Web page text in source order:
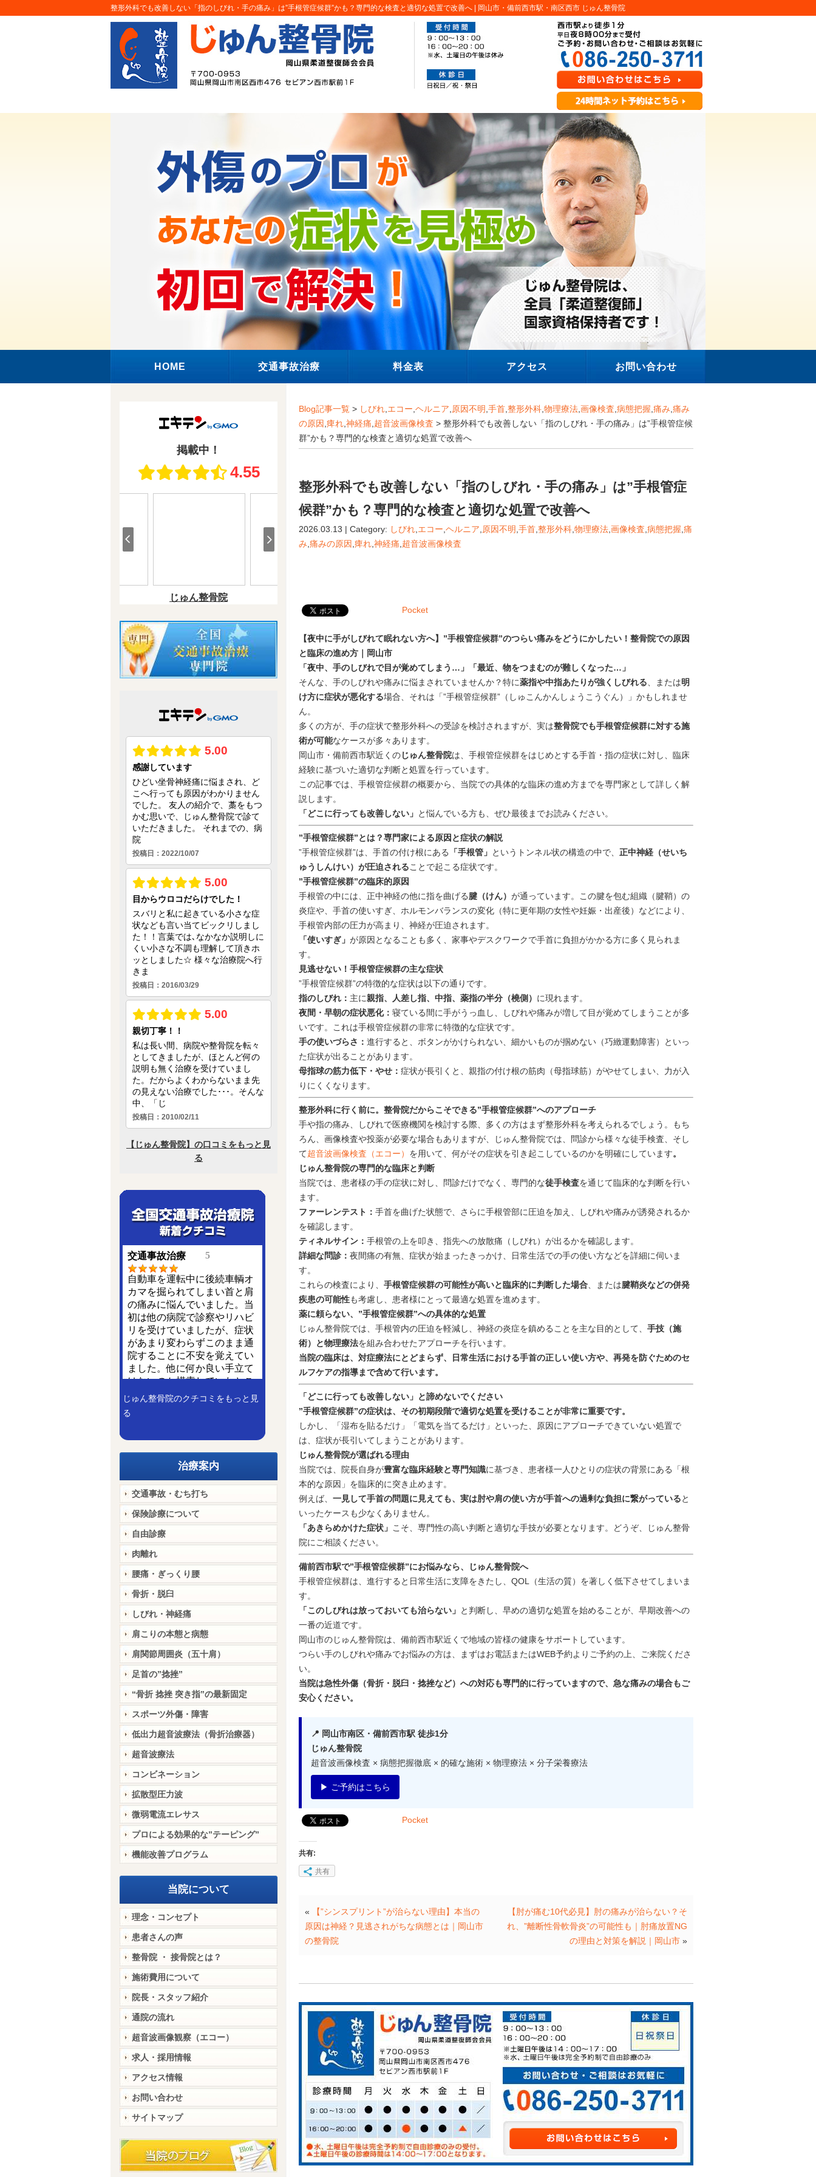
整形外科でも改善しない「指のしびれ・手の痛み」は”手根管症候群”かも？専門的な検査と適切な処置で改善へ | 岡山市・備前西市駅・南区西市 じゅん整骨院
HOME 交通事故治療 料金表 アクセス お問い合わせ
Blog記事一覧 > しびれ エコー ヘルニア 原因不明 手首 整形外科 物理療法 画像検査 病態把握 痛み 痛み
の原因 痺れ 神経痛 超音波画像検査 > 整形外科でも改善しない「指のしびれ・手の痛み」は”手根管症候
群”かも？専門的な検査と適切な処置で改善へ
整形外科でも改善しない「指のしびれ・手の痛み」は”手根管症
候群”かも？専門的な検査と適切な処置で改善へ
2026.03.13 | Category: しびれ エコー ヘルニア 原因不明 手首 整形外科 物理療法 画像検査 病態把握 痛
み 痛みの原因 痺れ 神経痛 超音波画像検査
Pocket
【夜中に手がしびれて眠れない方へ】”手根管症候群”のつらい痛みをどうにかしたい！整骨院での原因
と臨床の進め方｜岡山市
「夜中、手のしびれで目が覚めてしまう…」「最近、物をつまむのが難しくなった…」
そんな、手のしびれや痛みに悩まされていませんか？特に薬指や中指あたりが強くしびれる 、または明
け方に症状が悪化する場合、それは「”手根管症候群”（しゅこんかんしょうこうぐん）」かもしれませ
ん。
多くの方が、手の症状で整形外科への受診を検討されますが、実は整骨院でも手根管症候群に対する施
術が可能なケースが多々あります。
岡山市・備前西市駅近くのじゅん整骨院は、手根管症候群をはじめとする手首・指の症状に対し、臨床
経験に基づいた適切な判断と処置を行っています。
この記事では、手根管症候群の概要から、当院での具体的な臨床の進め方までを専門家として詳しく解
説します。
「どこに行っても改善しない」 と悩んでいる方も、ぜひ最後までお読みください。
”手根管症候群”とは？専門家による原因と症状の解説
”手根管症候群”は、手首の付け根にある
「手根管」 というトンネル状の構造の中で、 正中神経（せいち
ゅうしんけい）が圧迫されることで起こる症状です。
”手根管症候群”の臨床的原因
手根管の中には、正中神経の他に指を曲げる腱（けん） が通っています。この腱を包む組織（腱鞘）の
炎症や、手首の使いすぎ、ホルモンバランスの変化（特に更年期の女性や妊娠・出産後）などにより、
手根管内部の圧力が高まり、神経が圧迫されます。
「使いすぎ」 が原因となることも多く、家事やデスクワークで手首に負担がかかる方に多く見られま
す。
見逃せない！手根管症候群の主な症状
”手根管症候群”の特徴的な症状は以下の通りです。
指のしびれ： 主に親指、人差し指、中指、薬指の半分（橈側） に現れます。
夜間・早朝の症状悪化： 寝ている間に手がうっ血し、しびれや痛みが増して目が覚めてしまうことが多
いです。これは手根管症候群の非常に特徴的な症状です。
手の使いづらさ： 進行すると、ボタンがかけられない、細かいものが掴めない（巧緻運動障害）といっ
た症状が出ることがあります。
母指球の筋力低下・やせ： 症状が長引くと、親指の付け根の筋肉（母指球筋）がやせてしまい、力が入
りにくくなります。
整形外科に行く前に。整骨院だからこそできる”手根管症候群”へのアプローチ
手や指の痛み、しびれで医療機関を検討する際、多くの方はまず整形外科を考えられるでしょう。もち
ろん、画像検査や投薬が必要な場合もありますが、じゅん整骨院では、問診から様々な徒手検査、そし
て超音波画像検査（エコー） を用いて、何がその症状を引き起こしているのかを明確にしています。
じゅん整骨院の専門的な臨床と判断
当院では、患者様の手の症状に対し、問診だけでなく、専門的な徒手検査を通じて臨床的な判断を行い
ます。
ファーレンテスト： 手首を曲げた状態で、さらに手根管部に圧迫を加え、しびれや痛みが誘発されるか
を確認します。
ティネルサイン： 手根管の上を叩き、指先への放散痛（しびれ）が出るかを確認します。
詳細な問診： 夜間痛の有無、症状が始まったきっかけ、日常生活での手の使い方などを詳細に伺いま
す。
これらの検査により、 手根管症候群の可能性が高いと臨床的に判断した場合 、または腱鞘炎などの併発
疾患の可能性も考慮し、患者様にとって最適な処置を進めます。
薬に頼らない、”手根管症候群”への具体的な処置
じゅん整骨院では、手根管内の圧迫を軽減し、神経の炎症を鎮めることを主な目的として、 手技（施
術）と物理療法を組み合わせたアプローチを行います。
当院の臨床は、対症療法にとどまらず、日常生活における手首の正しい使い方や、再発を防ぐためのセ
ルフケアの指導まで含めて行います。
「どこに行っても改善しない」と諦めないでください
”手根管症候群”の症状は、その初期段階で適切な処置を受けることが非常に重要です。
しかし、「湿布を貼るだけ」「電気を当てるだけ」といった、原因にアプローチできていない処置で
は、症状が長引いてしまうことがあります。
じゅん整骨院が選ばれる理由
当院では、院長自身が豊富な臨床経験と専門知識に基づき、患者様一人ひとりの症状の背景にある「根
本的な原因」を臨床的に突き止めます。
例えば、 一見して手首の問題に見えても、実は肘や肩の使い方が手首への過剰な負担に繋がっていると
いったケースも少なくありません。
「あきらめかけた症状」 こそ、専門性の高い判断と適切な手技が必要となります。どうぞ、じゅん整骨
院にご相談ください。
備前西市駅で”手根管症候群”にお悩みなら、じゅん整骨院へ
手根管症候群は、進行すると日常生活に支障をきたし、QOL（生活の質）を著しく低下させてしまいま
す。
「このしびれは放っておいても治らない」 と判断し、早めの適切な処置を始めることが、早期改善への
一番の近道です。
岡山市のじゅん整骨院は、備前西市駅近くで地域の皆様の健康をサポートしています。
つらい手のしびれや痛みでお悩みの方は、まずはお電話またはWEB予約よりご予約の上、ご来院くださ
い。
当院は急性外傷（骨折・脱臼・捻挫など）への対応も専門的に行っていますので、急な痛みの場合もご
安心ください。
📍 岡山市南区・備前西市駅 徒歩1分
じゅん整骨院
超音波画像検査 × 病態把握徹底 × 的確な施術 × 物理療法 × 分子栄養療法
▶ ご予約はこちら
Pocket
共有:
共有
【肘が痛む10代必見】肘の痛みが治らない？そ
れ、”離断性骨軟骨炎”の可能性も｜肘痛放置NG
の理由と対策を解説｜岡山市 »
«
【”シンスプリント”が治らない理由】本当の
原因は神経？見逃されがちな病態とは｜岡山市
の整骨院
じゅん整骨院のクチコミをもっと見
る
治療案内
交通事故・むち打ち
保険診療について
自由診療
肉離れ
腰痛・ぎっくり腰
骨折・脱臼
しびれ・神経痛
肩こりの本態と病態
肩関節周囲炎（五十肩）
足首の”捻挫”
“骨折 捻挫 突き指”の最新固定
スポーツ外傷・障害
低出力超音波療法（骨折治療器）
超音波療法
コンビネーション
拡散型圧力波
微弱電流エレサス
プロによる効果的な”テーピング”
機能改善プログラム
当院について
理念・コンセプト
患者さんの声
整骨院 ・ 接骨院とは？
施術費用について
院長・スタッフ紹介
通院の流れ
超音波画像観察（エコー）
求人・採用情報
アクセス情報
お問い合わせ
サイトマップ